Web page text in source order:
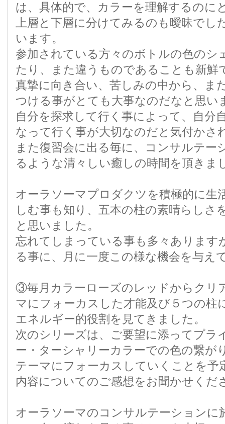
は、具体的で、カラーを理解するのに
上層と下層に分けてみるのも曖昧でし
います。
参加されている方々のボトルの色のシ
たり、また違うものであることも新鮮
真摯に向き合い、苦しみの中から、ま
つける事がとても大事なのだなと思い
自分を探求して行く事によって、自分
なって行く事が大切なのだと気付かさ
また復習会に出る毎に、コンサルテー
るような清々しい癒しの時間を頂きま
オーラソーマプロダクツを積極的に生
しむ事も知り、五本の柱の素晴らしさ
と思いました。
忘れてしまっている事も多々あります
る事に、月に一度この様な機会を与え
③毎月カラーローズのレッドからクリ
マにフォーカスした才能及び５つの柱
エネルギー的役割を見てきました。
次のシリーズは、ご要望に添ってプラ
ー・ターシャリーカラーでの色の繋が
テーマにフォーカスしていくことを予
内容についてのご感想をお聞かせくだ
オーラソーマのコンサルテーションに